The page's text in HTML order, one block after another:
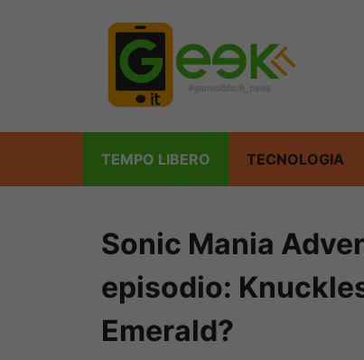
TEMPO LIBERO TECNOLOGIA
Sonic Mania
episodio:
Emerald?